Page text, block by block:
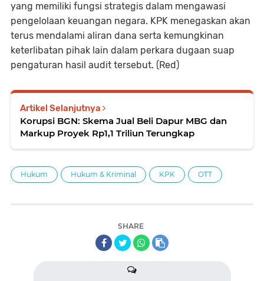
yang memiliki fungsi strategis dalam mengawasi
pengelolaan keuangan negara. KPK menegaskan akan
terus mendalami aliran dana serta kemungkinan
keterlibatan pihak lain dalam perkara dugaan suap
pengaturan hasil audit tersebut. (Red)
Artikel Selanjutnya
Korupsi BGN: Skema Jual Beli Dapur MBG dan
Markup Proyek Rp1,1 Triliun Terungkap
Hukum Hukum & Kriminal KPK OTT
SHARE